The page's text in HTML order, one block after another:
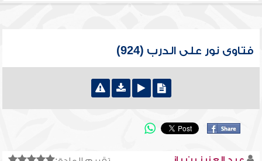
فتاوى نور على الدرب (924)